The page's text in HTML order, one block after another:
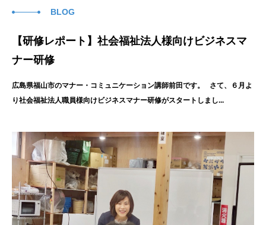
BLOG
【研修レポート】社会福祉法人様向けビジネスマ
ナー研修
広島県福山市のマナー・コミュニケーション講師前田です。 さて、６月よ
り社会福祉法人職員様向けビジネスマナー研修がスタートしまし...